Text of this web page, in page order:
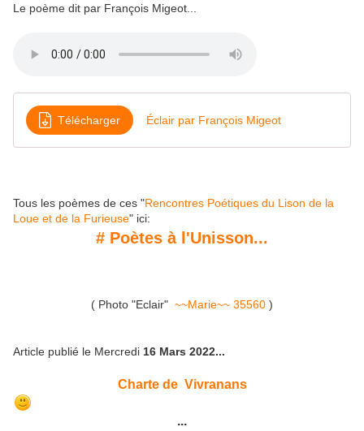
Le poème dit par François Migeot...
Télécharger Éclair par François Migeot
Tous les poèmes de ces "Rencontres Poétiques du Lison de la
Loue et de la Furieuse" ici:
# Poètes à l'Unisson...
( Photo "Eclair" ~~Marie~~ 35560 )
Article publié le Mercredi 16 Mars 2022...
Charte de Vivranans
...